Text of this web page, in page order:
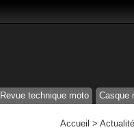
Revue technique moto Casque
Accueil >